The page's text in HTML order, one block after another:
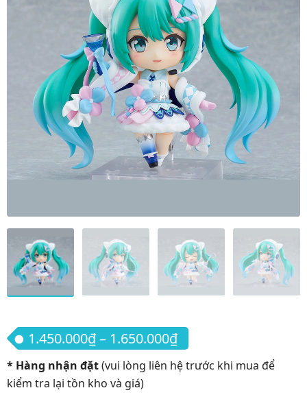
1.450.000₫– 1.650.000₫Khoảng giá: từ
* Hàng nhận đặt(vui lòng liên hệ trước khi mua để
kiểm tra lại tồn kho và giá)